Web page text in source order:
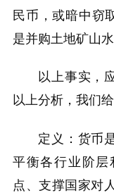
民币，或暗中窃
是并购土地矿山
以上事实，
以上分析，我们给
定义：货币
平衡各行业阶层
点、支撑国家对